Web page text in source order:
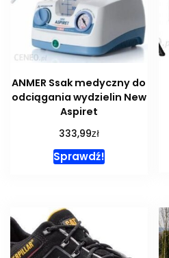
ANMER Ssak medyczny do
odciągania wydzielin New
Aspiret
333,99zł
Sprawdź!